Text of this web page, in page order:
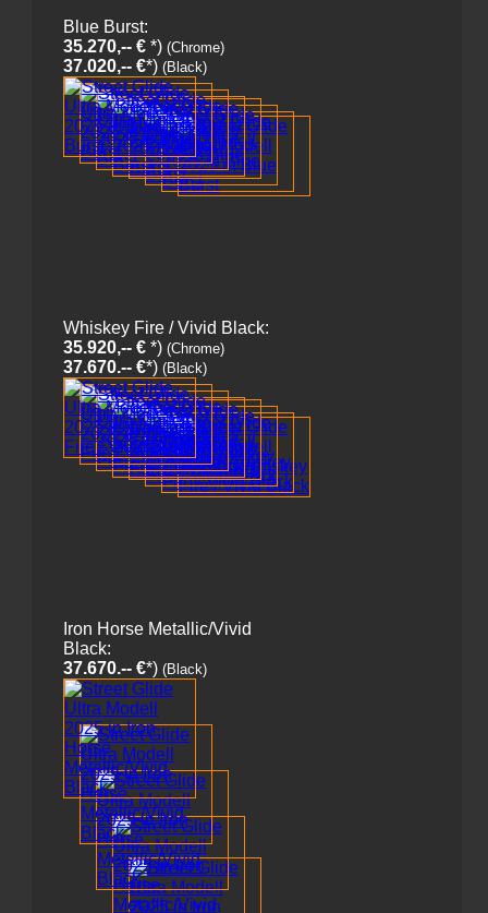
Blue Burst:
35.270,-- € *) (Chrome)
37.020,-- €*) (Black)
Whiskey Fire / Vivid Black:
35.920,-- € *) (Chrome)
37.670.-- €*) (Black)
Iron Horse Metallic/Vivid
Black:
37.670.-- €*) (Black)